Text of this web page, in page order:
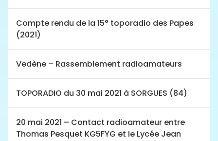
Compte rendu de la 15° toporadio des Papes
(2021)
Vedène – Rassemblement radioamateurs
TOPORADIO du 30 mai 2021 à SORGUES (84)
20 mai 2021 – Contact radioamateur entre
Thomas Pesquet KG5FYG et le Lycée Jean